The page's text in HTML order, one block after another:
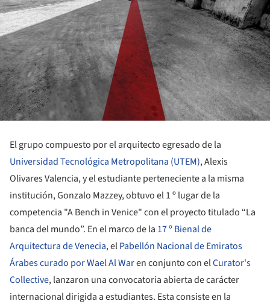
El grupo compuesto por el arquitecto egresado de la
Universidad Tecnológica Metropolitana (UTEM), Alexis
Olivares Valencia, y el estudiante perteneciente a la misma
institución, Gonzalo Mazzey, obtuvo el 1 º lugar de la
competencia "A Bench in Venice" con el proyecto titulado “La
banca del mundo”. En el marco de la 17 º Bienal de
Arquitectura de Venecia, elPabellón Nacional de Emiratos
Árabes curado por Wael Al Waren conjunto con elCurator's
Collective, lanzaron una convocatoria abierta de carácter
internacional dirigida a estudiantes. Esta consiste en la